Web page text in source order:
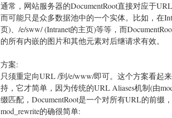
通常，网站服务器的DocumentRoot直接对应于
而可能只是众多数据池中的一个实体。比如，在
页)、/e/sww/ (Intranet的主页)等等，而
的所有内嵌的图片和其他元素对后继请求有效。
方案:
只须重定向URL /到/e/www/即可。这个方案看起
持，它才简单，因为传统的URL Aliases机制(由
缀匹配，DocumentRoot是一个对所有URL的前缀
mod_rewrite的确很简单: